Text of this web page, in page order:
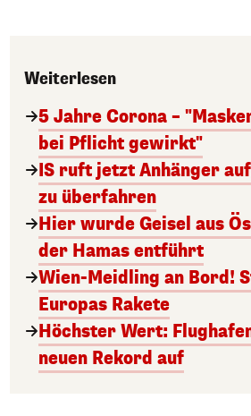
Weiterlesen
5 Jahre Corona –
bei Pflicht gewirkt"
IS ruft jetzt Anhänger
zu überfahren
Hier wurde Geisel aus
der Hamas entführt
Wien-Meidling an Bord!
Europas Rakete
Höchster Wert:
neuen Rekord auf